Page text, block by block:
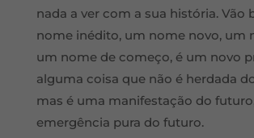
nada a ver com a sua história. Vão
nome inédito, um nome novo, um
um nome de começo, é um novo
alguma coisa que não é herdada
mas é uma manifestação do
emergência pura do futuro.